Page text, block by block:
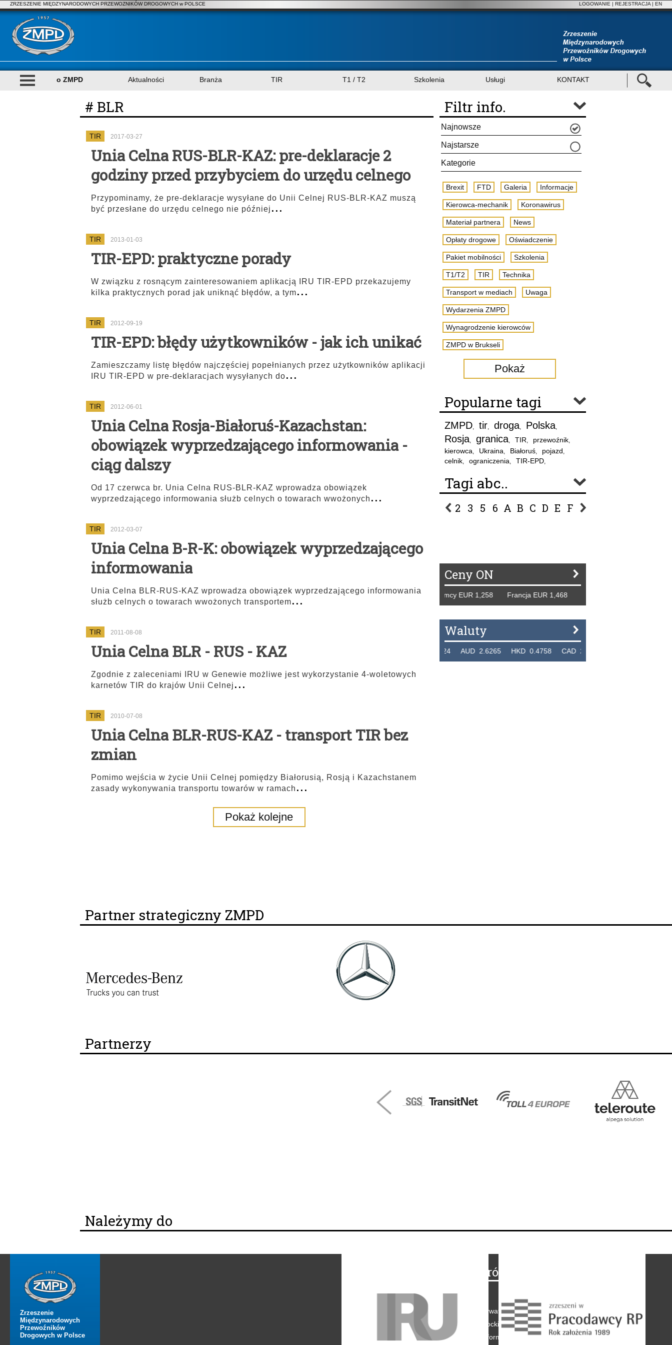
ZRZESZENIE MIĘDZYNARODOWYCH PRZEWOZNIKÓW DROGOWYCH w POLSCE LOGOWANIE | REJESTRACJA | EN
o ZMPD Aktualności Branża TIR T1 / T2 Szkolenia Usługi KONTAKT
# BLR
TIR 2017-03-27
Unia Celna RUS-BLR-KAZ: pre-deklaracje 2
godziny przed przybyciem do urzędu celnego
Przypominamy, że pre-deklaracje wysyłane do Unii Celnej RUS-BLR-KAZ muszą
być przesłane do urzędu celnego nie później ...
TIR 2013-01-03
TIR-EPD: praktyczne porady
W związku z rosnącym zainteresowaniem aplikacją IRU TIR-EPD przekazujemy
kilka praktycznych porad jak uniknąć błędów, a tym...
TIR 2012-09-19
TIR-EPD: błędy użytkowników - jak ich unikać
Zamieszczamy listę błędów najczęściej popełnianych przez użytkowników aplikacji
IRU TIR-EPD w pre-deklaracjach wysyłanych do...
TIR 2012-06-01
Unia Celna Rosja-Białoruś-Kazachstan:
obowiązek wyprzedzającego informowania -
ciąg dalszy
Od 17 czerwca br. Unia Celna RUS-BLR-KAZ wprowadza obowiązek
wyprzedzającego informowania służb celnych o towarach wwożonych ...
TIR 2012-03-07
Unia Celna B-R-K: obowiązek wyprzedzającego
informowania
Unia Celna BLR-RUS-KAZ wprowadza obowiązek wyprzedzającego informowania
służb celnych o towarach wwożonych transportem...
TIR 2011-08-08
Unia Celna BLR - RUS - KAZ
Zgodnie z zaleceniami IRU w Genewie możliwe jest wykorzystanie 4-woletowych
karnetów TIR do krajów Unii Celnej...
TIR 2010-07-08
Unia Celna BLR-RUS-KAZ - transport TIR bez
zmian
Pomimo wejścia w życie Unii Celnej pomiędzy Białorusią, Rosją i Kazachstanem
zasady wykonywania transportu towarów w ramach ...
Pokaż kolejne
Filtr info.
Najnowsze
Najstarsze
Kategorie
Brexit FTD Galeria Informacje
Kierowca-mechanik Koronawirus
Materiał partnera News
Opłaty drogowe Oświadczenie
Pakiet mobilności Szkolenia
T1/T2 TIR Technika
Transport w mediach Uwaga
Wydarzenia ZMPD
Wynagrodzenie kierowców
ZMPD w Brukseli
Pokaż
Popularne tagi
ZMPD, tir, droga, Polska,
Rosja, granica, TIR, przewoźnik,
kierowca, Ukraina, Białoruś, pojazd,
celnik, ograniczenia, TIR-EPD,
Tagi abc..
2 3 5 6 A B C D E F G
Ceny ON
Tydzień 42/2019 r. Niemcy EUR 1,258 Francja EUR 1,468 Hiszpania EUR 1,229 WB
Waluty
THB 0.1129 USD 3.7324 AUD 2.6265 HKD 0.4758 CAD 2.6618 NZD 2.1914
Partner strategiczny ZMPD
Partnerzy
Należymy do
Zrzeszenie
Międzynarodowych
Przewoźników
Drogowych w Polsce
Na skróty
Polityka prywatności
Polityka coockies
-Klauzule informacyjne